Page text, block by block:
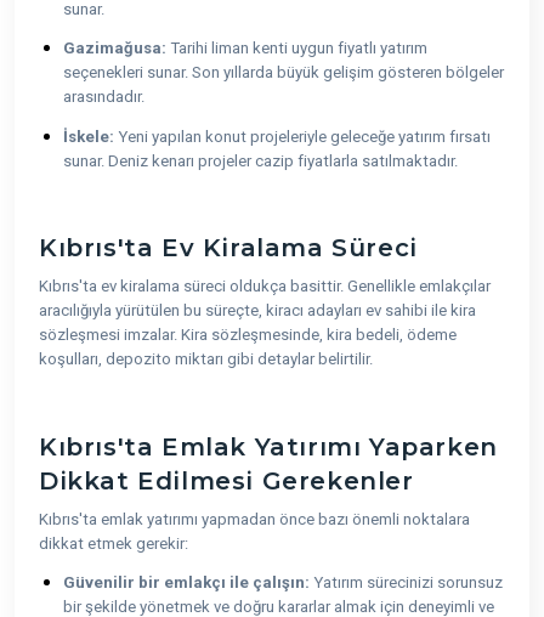
sunar.
Gazimağusa: Tarihi liman kenti uygun fiyatlı yatırım
seçenekleri sunar. Son yıllarda büyük gelişim gösteren bölgeler
arasındadır.
İskele: Yeni yapılan konut projeleriyle geleceğe yatırım fırsatı
sunar. Deniz kenarı projeler cazip fiyatlarla satılmaktadır.
Kıbrıs'ta Ev Kiralama Süreci
Kıbrıs'ta ev kiralama süreci oldukça basittir. Genellikle emlakçılar
aracılığıyla yürütülen bu süreçte, kiracı adayları ev sahibi ile kira
sözleşmesi imzalar. Kira sözleşmesinde, kira bedeli, ödeme
koşulları, depozito miktarı gibi detaylar belirtilir.
Kıbrıs'ta Emlak Yatırımı Yaparken
Dikkat Edilmesi Gerekenler
Kıbrıs'ta emlak yatırımı yapmadan önce bazı önemli noktalara
dikkat etmek gerekir:
Güvenilir bir emlakçı ile çalışın: Yatırım sürecinizi sorunsuz
bir şekilde yönetmek ve doğru kararlar almak için deneyimli ve